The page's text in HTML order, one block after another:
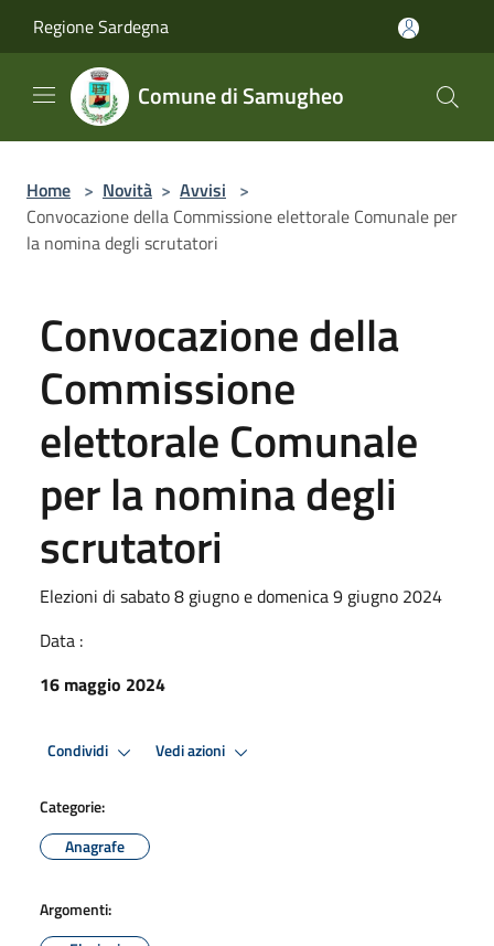
Regione Sardegna
Comune di Samugheo
Home > Novità > Avvisi >
Convocazione della Commissione elettorale Comunale per
la nomina degli scrutatori
Convocazione della
Commissione
elettorale Comunale
per la nomina degli
scrutatori
Elezioni di sabato 8 giugno e domenica 9 giugno 2024
Data :
16 maggio 2024
Condividi Vedi azioni
Categorie:
Anagrafe
Argomenti: